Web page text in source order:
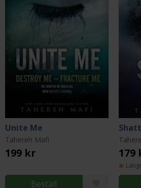
Unite Me
Tahereh Mafi
199 kr
Beställ
179